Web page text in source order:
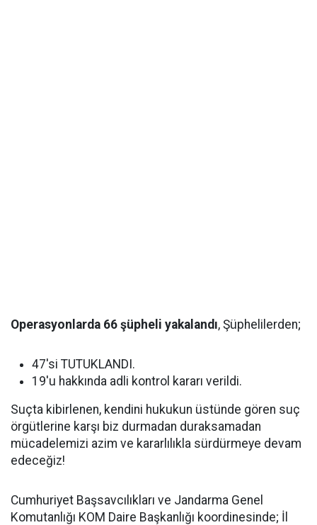
Operasyonlarda 66 şüpheli yakalandı, Şüphelilerden;
47'si TUTUKLANDI.
19'u hakkında adli kontrol kararı verildi.
Suçta kibirlenen, kendini hukukun üstünde gören suç
örgütlerine karşı biz durmadan duraksamadan
mücadelemizi azim ve kararlılıkla sürdürmeye devam
edeceğiz!
Cumhuriyet Başsavcılıkları ve Jandarma Genel
Komutanlığı KOM Daire Başkanlığı koordinesinde; İl